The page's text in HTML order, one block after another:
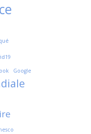
Google